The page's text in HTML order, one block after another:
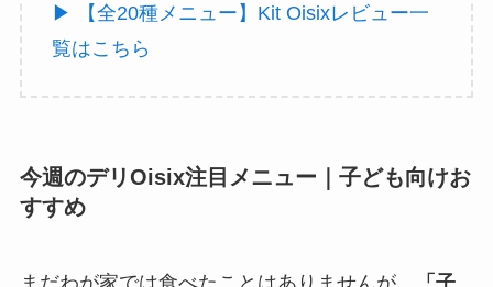
▶ 【全20種メニュー】Kit Oisixレビュー一
覧はこちら
今週のデリOisix注目メニュー｜子ども向けお
すすめ